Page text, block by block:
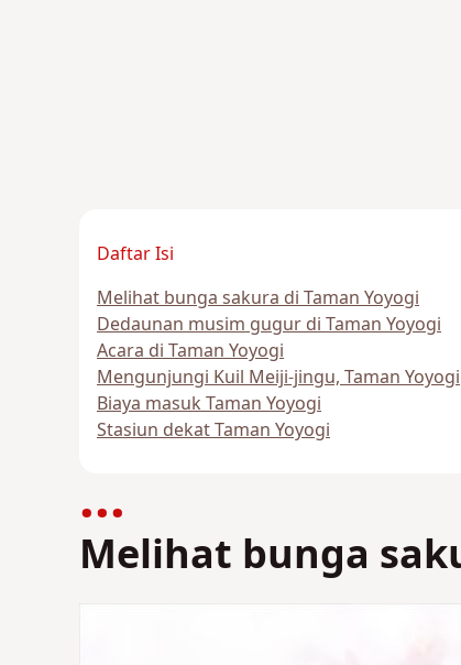
Daftar Isi
Melihat bunga sakura di Taman Yoyogi
Dedaunan musim gugur di Taman Yoyogi
Acara di Taman Yoyogi
Mengunjungi Kuil Meiji-jingu, Taman Yoyogi
Biaya masuk Taman Yoyogi
Stasiun dekat Taman Yoyogi
Melihat bunga